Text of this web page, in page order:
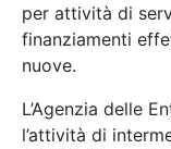
per attività di
finanziamenti
nuove.
L’Agenzia delle
l’attività di